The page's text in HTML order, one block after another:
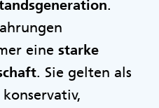
.
eine starke
. Sie gelten als